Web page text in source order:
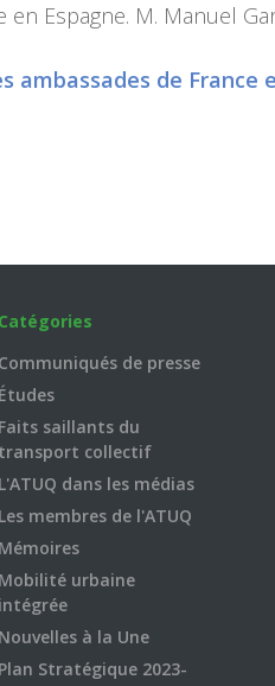
en Espagne. M. Manuel
ambassades de France
Catégories
Communiqués de presse
Études
Faits saillants du
transport collectif
L'ATUQ dans les médias
Les membres de l'ATUQ
Mémoires
Mobilité urbaine
intégrée
Nouvelles à la Une
Plan Stratégique 2023-